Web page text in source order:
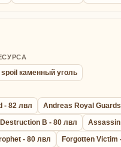
каменный уголь
- 82 лвл
Andreas Royal
B - 80 лвл
Assassin
- 80 лвл
Forgotten Victim